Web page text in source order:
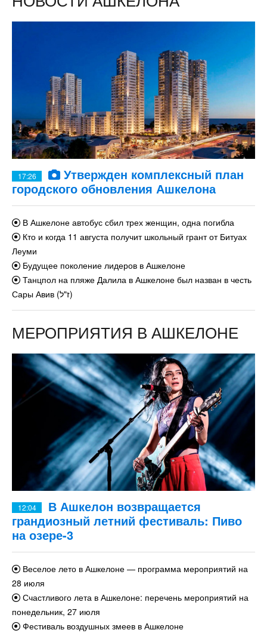
17:26
Утвержден комплексный план
городского обновления Ашкелона
В Ашкелоне автобус сбил трех женщин, одна погибла
Кто и когда 11 августа получит школьный грант от Битуах
Леуми
Будущее поколение лидеров в Ашкелоне
Танцпол на пляже Далила в Ашкелоне был назван в честь
Сары Авив (ז"ל)
МЕРОПРИЯТИЯ В АШКЕЛОНЕ
12:04
В Ашкелон возвращается
грандиозный летний фестиваль: Пиво
на озере-3
Веселое лето в Ашкелоне — программа мероприятий на
28 июля
Счастливого лета в Ашкелоне: перечень мероприятий на
понедельник, 27 июля
Фестиваль воздушных змеев в Ашкелоне